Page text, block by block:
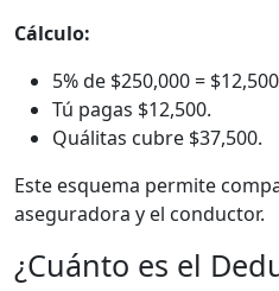
Cálculo:
5% de $250,000 =
Tú pagas $12,500.
Quálitas cubre $37,500.
Este esquema permite
aseguradora y el conductor.
¿Cuánto es el